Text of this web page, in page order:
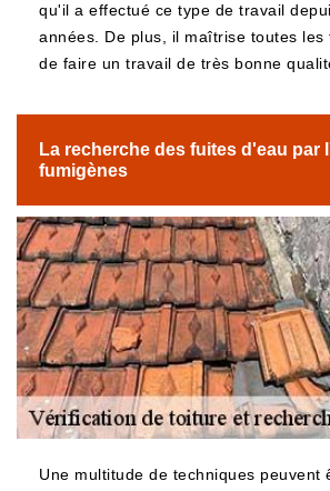
qu'il a effectué ce type de travail
années. De plus, il maîtrise toutes les
de faire un travail de très bonne
La recherche des fuites d'eau par
fumigènes
Une multitude de techniques peuvent